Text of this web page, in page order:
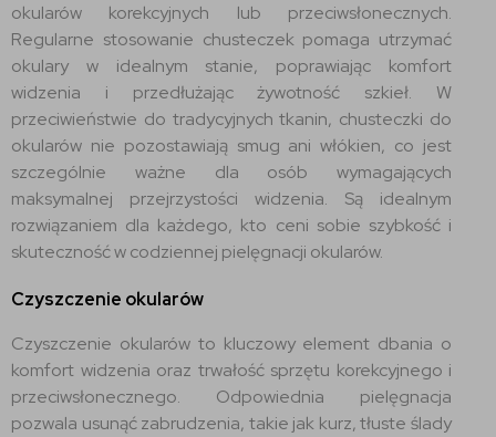
okularów korekcyjnych lub przeciwsłonecznych.
Regularne stosowanie chusteczek pomaga utrzymać
okulary w idealnym stanie, poprawiając komfort
widzenia i przedłużając żywotność szkieł. W
przeciwieństwie do tradycyjnych tkanin, chusteczki do
okularów nie pozostawiają smug ani włókien, co jest
szczególnie ważne dla osób wymagających
maksymalnej przejrzystości widzenia. Są idealnym
rozwiązaniem dla każdego, kto ceni sobie szybkość i
skuteczność w codziennej pielęgnacji okularów.
Czyszczenie okularów
Czyszczenie okularów to kluczowy element dbania o
komfort widzenia oraz trwałość sprzętu korekcyjnego i
przeciwsłonecznego. Odpowiednia pielęgnacja
pozwala usunąć zabrudzenia, takie jak kurz, tłuste ślady